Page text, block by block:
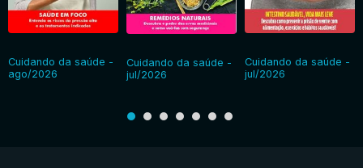
Cuidando da saúde -
ago/2026
Cuidando da saúde -
jul/2026
Cuidando da saúde -
jul/2026